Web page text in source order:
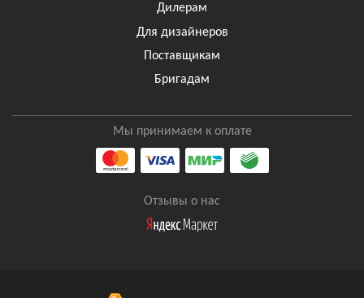
Дилерам
Для дизайнеров
Поставщикам
Бригадам
Мы принимаем к оплате
Отзывы о нас